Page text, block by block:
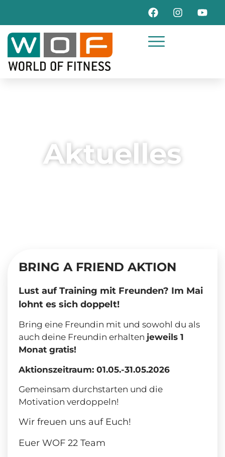
Aktuelles
BRING A FRIEND AKTION
Lust auf Training mit Freunden? Im Mai
lohnt es sich doppelt!
Bring eine Freundin mit und sowohl du als
auch deine Freundin erhalten jeweils 1
Monat gratis!
Aktionszeitraum: 01.05.-31.05.2026
Gemeinsam durchstarten und die
Motivation verdoppeln!
Wir freuen uns auf Euch!
Euer WOF 22 Team